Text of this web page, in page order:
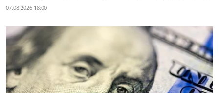
07.08.2026 18:00